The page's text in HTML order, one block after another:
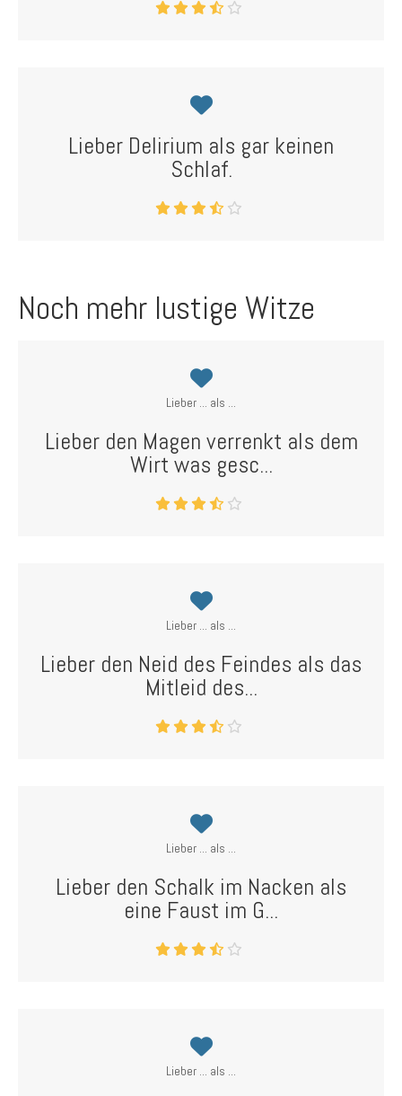
Lieber Delirium als gar keinen
Schlaf.
Noch mehr lustige Witze
Lieber ... als ...
Lieber den Magen verrenkt als dem
Wirt was gesc...
Lieber ... als ...
Lieber den Neid des Feindes als das
Mitleid des...
Lieber ... als ...
Lieber den Schalk im Nacken als
eine Faust im G...
Lieber ... als ...